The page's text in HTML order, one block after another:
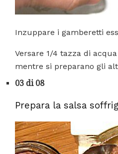
Inzuppare i gamberetti
Versare 1/4 tazza di
mentre si preparano gli
03 di 08
Prepara la salsa